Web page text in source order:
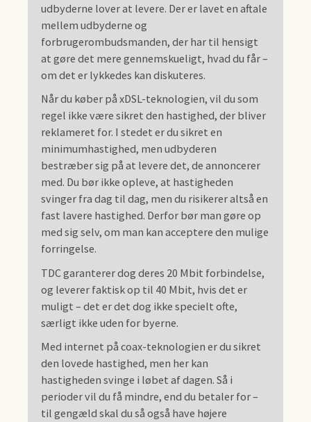
udbyderne lover at levere. Der er lavet en aftale
mellem udbyderne og
forbrugerombudsmanden, der har til hensigt
at gøre det mere gennemskueligt, hvad du får –
om det er lykkedes kan diskuteres.
Når du køber på xDSL-teknologien, vil du som
regel ikke være sikret den hastighed, der bliver
reklameret for. I stedet er du sikret en
minimumhastighed, men udbyderen
bestræber sig på at levere det, de annoncerer
med. Du bør ikke opleve, at hastigheden
svinger fra dag til dag, men du risikerer altså en
fast lavere hastighed. Derfor bør man gøre op
med sig selv, om man kan acceptere den mulige
forringelse.
TDC garanterer dog deres 20 Mbit forbindelse,
og leverer faktisk op til 40 Mbit, hvis det er
muligt – det er det dog ikke specielt ofte,
særligt ikke uden for byerne.
Med internet på coax-teknologien er du sikret
den lovede hastighed, men her kan
hastigheden svinge i løbet af dagen. Så i
perioder vil du få mindre, end du betaler for –
til gengæld skal du så også have højere